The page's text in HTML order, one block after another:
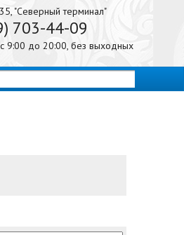
703-44-09
"Северный терминал"
с 9:00 до 20:00, без выходных